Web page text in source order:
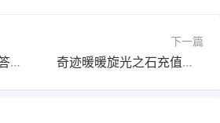
王者荣耀王者耀新春答题活动地址 答题赢好礼
下一篇
奇迹暖暖旋光之石充值送活动 助力新萤光